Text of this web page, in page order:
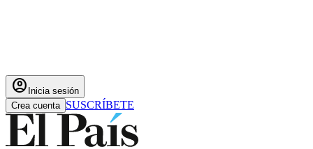
account_circle Inicia sesión
Crea cuenta SUSCRÍBETE